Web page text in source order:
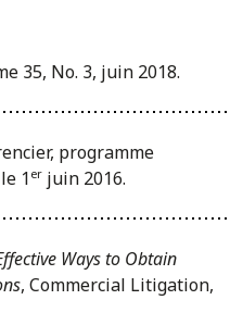
35, No. 3, juin 2018.
programme
1 er juin 2016.
Ways to Obtain
, Commercial Litigation,